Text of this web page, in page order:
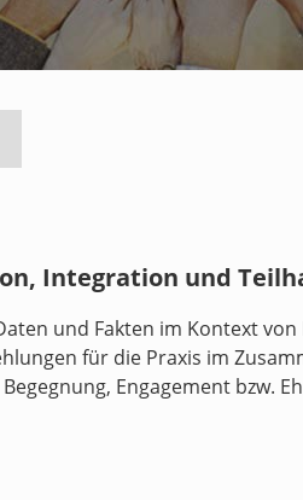
Integration und
und Fakten im Kontext
für die Praxis im
Engagement bzw.